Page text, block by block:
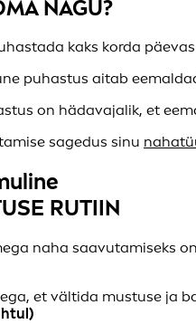
NÄGU?
kaks korda
puhastus aitab
on hädavajalik, et
sagedus sinu
RUTIIN
naha saavutamiseks
et vältida mustuse ja